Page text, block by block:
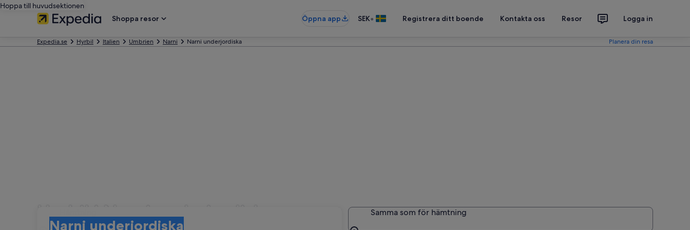
Hoppa till huvudsektionen
Shoppa resor
Öppna app SEK• Registrera ditt boende Kontakta oss Resor Logga in
Expedia.se Hyrbil Italien Umbrien Narni Narni underjordiska Planera din resa
Hyrbil i Narni underjordiska
Narni underjordiska
Samma som för hämtning